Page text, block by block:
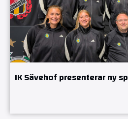
IK Sävehof presenterar ny